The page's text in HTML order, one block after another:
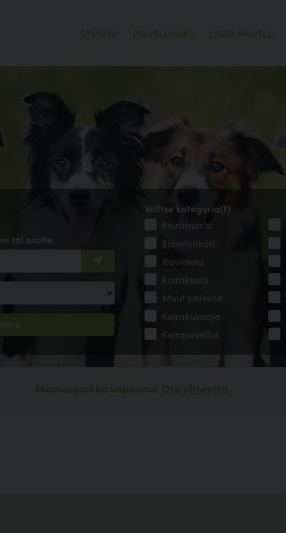
ETUSIVU PALVELUHAKU LISÄÄ PALVELU
tai osoite
Valitse kategoria(t)
Koirapuisto
Eläinlääkäri
Ravintola
Koirakoulu
Muut palvelut
Koirakuvaaja
Koirasovellus
Mainospaikka vapaana! Ota yhteyttä.